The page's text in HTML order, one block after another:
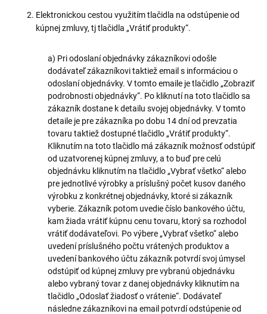
Elektronickou cestou využitím tlačidla na odstúpenie od
kúpnej zmluvy, tj tlačidla „Vrátiť produkty“.
a) Pri odoslaní objednávky zákazníkovi odošle
dodávateľ zákazníkovi taktiež email s informáciou o
odoslaní objednávky. V tomto emaile je tlačidlo „Zobraziť
podrobnosti objednávky“. Po kliknutí na toto tlačidlo sa
zákazník dostane k detailu svojej objednávky. V tomto
detaile je pre zákazníka po dobu 14 dní od prevzatia
tovaru taktiež dostupné tlačidlo „Vrátiť produkty“.
Kliknutím na toto tlačidlo má zákazník možnosť odstúpiť
od uzatvorenej kúpnej zmluvy, a to buď pre celú
objednávku kliknutím na tlačidlo „Vybrať všetko“ alebo
pre jednotlivé výrobky a príslušný počet kusov daného
výrobku z konkrétnej objednávky, ktoré si zákazník
vyberie. Zákazník potom uvedie číslo bankového účtu,
kam žiada vrátiť kúpnu cenu tovaru, ktorý sa rozhodol
vrátiť dodávateľovi. Po výbere „Vybrať všetko“ alebo
uvedení príslušného počtu vrátených produktov a
uvedení bankového účtu zákazník potvrdí svoj úmysel
odstúpiť od kúpnej zmluvy pre vybranú objednávku
alebo vybraný tovar z danej objednávky kliknutím na
tlačidlo „Odoslať žiadosť o vrátenie“. Dodávateľ
následne zákazníkovi na email potvrdí odstúpenie od